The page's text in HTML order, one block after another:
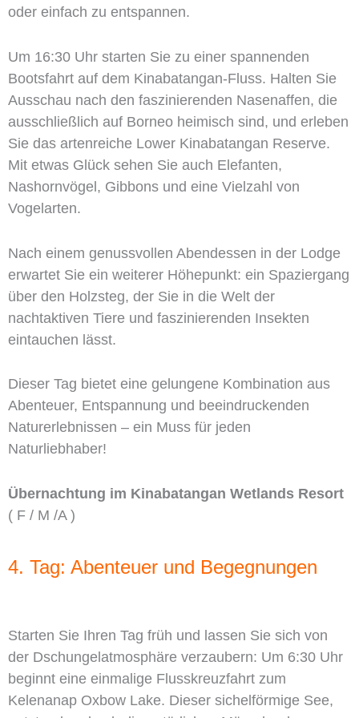
oder einfach zu entspannen.
Um 16:30 Uhr starten Sie zu einer spannenden
Bootsfahrt auf dem Kinabatangan-Fluss. Halten Sie
Ausschau nach den faszinierenden Nasenaffen, die
ausschließlich auf Borneo heimisch sind, und erleben
Sie das artenreiche Lower Kinabatangan Reserve.
Mit etwas Glück sehen Sie auch Elefanten,
Nashornvögel, Gibbons und eine Vielzahl von
Vogelarten.
Nach einem genussvollen Abendessen in der Lodge
erwartet Sie ein weiterer Höhepunkt: ein Spaziergang
über den Holzsteg, der Sie in die Welt der
nachtaktiven Tiere und faszinierenden Insekten
eintauchen lässt.
Dieser Tag bietet eine gelungene Kombination aus
Abenteuer, Entspannung und beeindruckenden
Naturerlebnissen – ein Muss für jeden
Naturliebhaber!
Übernachtung im Kinabatangan Wetlands Resort
( F / M /A )
4. Tag: Abenteuer und Begegnungen
Starten Sie Ihren Tag früh und lassen Sie sich von
der Dschungelatmosphäre verzaubern: Um 6:30 Uhr
beginnt eine einmalige Flusskreuzfahrt zum
Kelenanap Oxbow Lake. Dieser sichelförmige See,